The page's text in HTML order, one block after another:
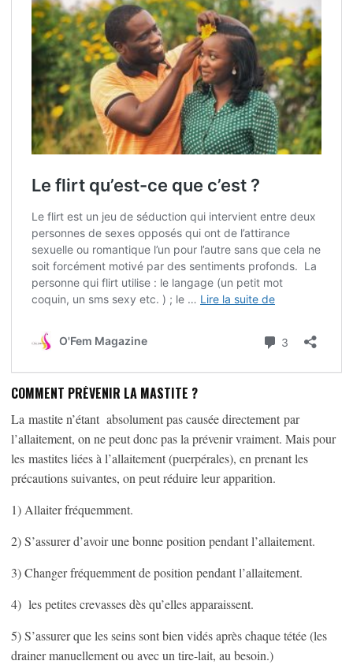
COMMENT PRÉVENIR LA MASTITE ?
La mastite n’étant absolument pas causée directement par
l’allaitement, on ne peut donc pas la prévenir vraiment. Mais pour
les mastites liées à l’allaitement (puerpérales), en prenant les
précautions suivantes, on peut réduire leur apparition.
1) Allaiter fréquemment.
2) S’assurer d’avoir une bonne position pendant l’allaitement.
3) Changer fréquemment de position pendant l’allaitement.
4) les petites crevasses dès qu’elles apparaissent.
5) S’assurer que les seins sont bien vidés après chaque tétée (les
drainer manuellement ou avec un tire-lait, au besoin.)